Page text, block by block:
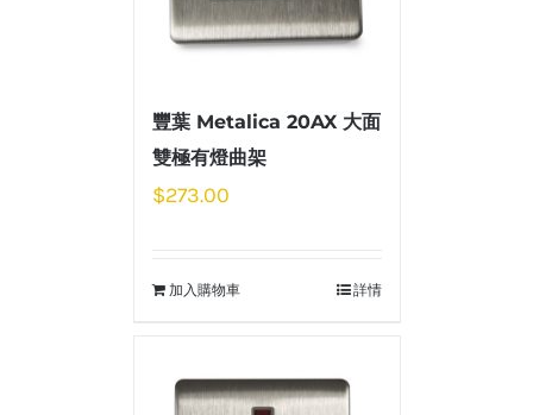
豐葉 Metalica 20AX 大面
雙極有燈曲架
$273.00
加入購物車 詳情